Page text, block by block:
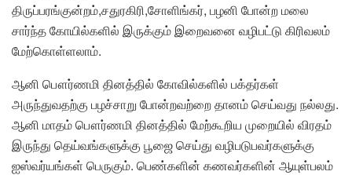
திருப்பரங்குன்றம்,சதுரகிரி,சோளிங்கர், பழனி போன்ற மலை
சார்ந்த கோயில்களில் இருக்கும் இறைவனை வழிபட்டு கிரிவலம்
மேற்கொள்ளலாம்.
ஆனி பௌர்ணமி தினத்தில் கோவில்களில் பக்தர்கள்
அருந்துவதற்கு பழச்சாறு போன்றவற்றை தானம் செய்வது நல்லது.
ஆனி மாதம் பௌர்ணமி தினத்தில் மேற்கூறிய முறையில் விரதம்
இருந்து தெய்வங்களுக்கு பூஜை செய்து வழிபடுபவர்களுக்கு
ஐஸ்வர்யங்கள் பெருகும். பெண்களின் கணவர்களின் ஆயுள்பலம்